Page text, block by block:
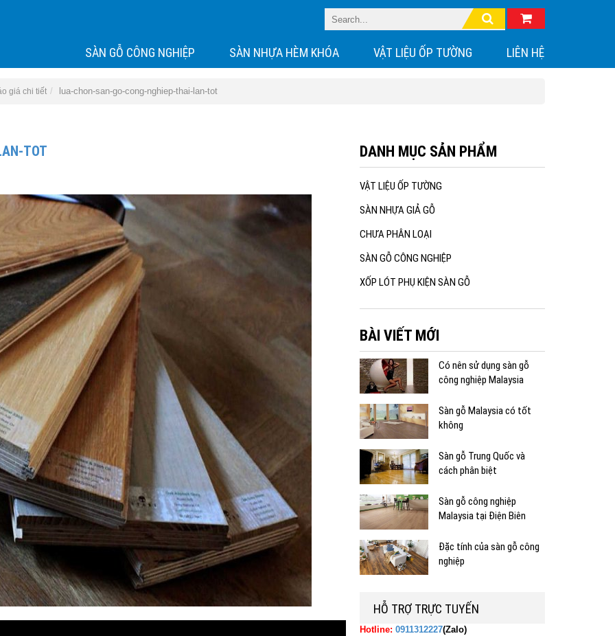
SÀN GỖ CÔNG NGHIỆP SÀN NHỰA HÈM KHÓA VẬT LIỆU ỐP TƯỜNG LIÊN HỆ
giá chi tiết lua-chon-san-go-cong-nghiep-thai-lan-tot
TOT DANH MỤC SẢN PHẨM
VẬT LIỆU ỐP TƯỜNG
SÀN NHỰA GIẢ GỖ
CHƯA PHÂN LOẠI
SÀN GỖ CÔNG NGHIỆP
XỐP LÓT PHỤ KIỆN SÀN GỖ
BÀI VIẾT MỚI
Có nên sử dụng sàn gỗ
công nghiệp Malaysia
Sàn gỗ Malaysia có tốt
không
Sàn gỗ Trung Quốc và
cách phân biệt
Sàn gỗ công nghiệp
Malaysia tại Điện Biên
Đặc tính của sàn gỗ công
nghiệp
HỖ TRỢ TRỰC TUYẾN
Hotline: 0911312227(Zalo)